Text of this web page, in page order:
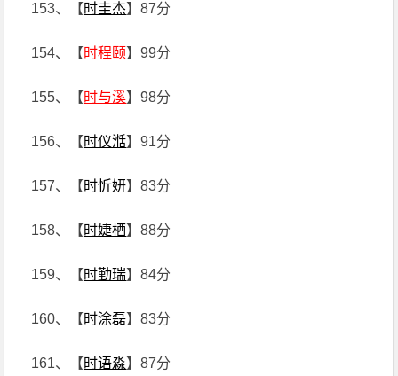
153、【时圭杰】87分
154、【时程颐】99分
155、【时与溪】98分
156、【时仪湉】91分
157、【时忻妍】83分
158、【时婕栖】88分
159、【时勤瑞】84分
160、【时涂磊】83分
161、【时语淼】87分